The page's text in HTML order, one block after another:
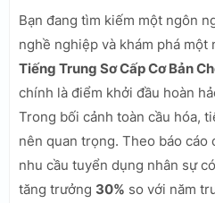
Bạn đang tìm kiếm một ngôn
nghề nghiệp và khám phá một
Tiếng Trung Sơ Cấp Cơ Bản
chính là điểm khởi đầu hoàn
Trong bối cảnh toàn cầu hóa,
nên quan trọng. Theo báo cáo
nhu cầu tuyển dụng nhân sự
tăng trưởng 30% so với năm